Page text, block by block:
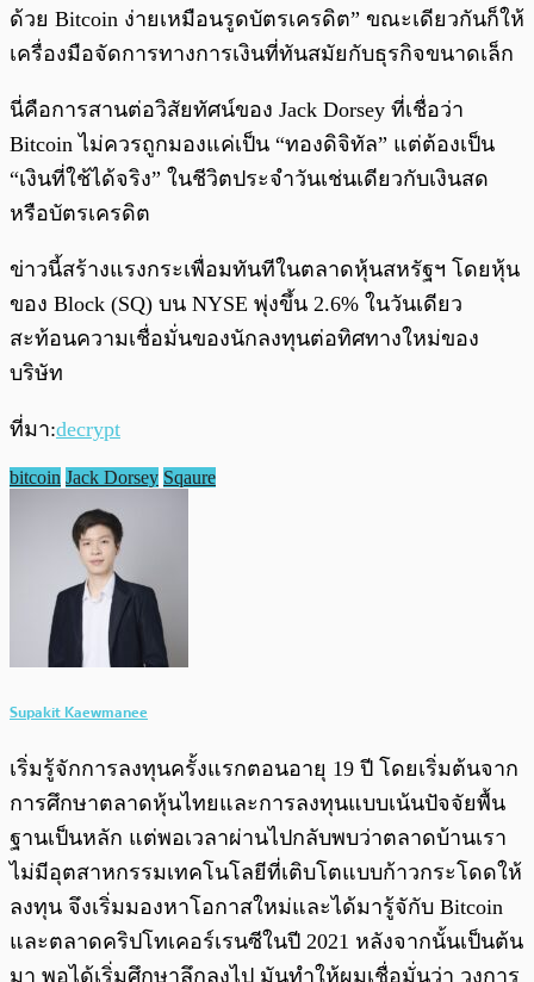
ด้วย Bitcoin ง่ายเหมือนรูดบัตรเครดิต” ขณะเดียวกันก็ให้
เครื่องมือจัดการทางการเงินที่ทันสมัยกับธุรกิจขนาดเล็ก
นี่คือการสานต่อวิสัยทัศน์ของ Jack Dorsey ที่เชื่อว่า
Bitcoin ไม่ควรถูกมองแค่เป็น “ทองดิจิทัล” แต่ต้องเป็น
“เงินที่ใช้ได้จริง” ในชีวิตประจำวันเช่นเดียวกับเงินสด
หรือบัตรเครดิต
ข่าวนี้สร้างแรงกระเพื่อมทันทีในตลาดหุ้นสหรัฐฯ โดยหุ้น
ของ Block (SQ) บน NYSE พุ่งขึ้น 2.6% ในวันเดียว
สะท้อนความเชื่อมั่นของนักลงทุนต่อทิศทางใหม่ของ
บริษัท
ที่มา:decrypt
bitcoin Jack Dorsey Sqaure
Supakit Kaewmanee
เริ่มรู้จักการลงทุนครั้งแรกตอนอายุ 19 ปี โดยเริ่มต้นจาก
การศึกษาตลาดหุ้นไทยและการลงทุนแบบเน้นปัจจัยพื้น
ฐานเป็นหลัก แต่พอเวลาผ่านไปกลับพบว่าตลาดบ้านเรา
ไม่มีอุตสาหกรรมเทคโนโลยีที่เติบโตแบบก้าวกระโดดให้
ลงทุน จึงเริ่มมองหาโอกาสใหม่และได้มารู้จักับ Bitcoin
และตลาดคริปโทเคอร์เรนซีในปี 2021 หลังจากนั้นเป็นต้น
มา พอได้เริ่มศึกษาลึกลงไป มันทำให้ผมเชื่อมั่นว่า วงการ